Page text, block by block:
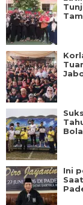
Bola
Ini